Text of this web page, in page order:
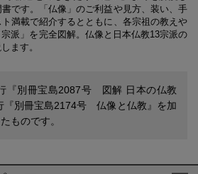
です。「仏像」のご利益や見方、装い、手
満載で紹介するとともに、各宗祖の教えや
派」を完全図解。仏像と日本仏教13宗派の
ます。
『別冊宝島2087号 図解 日本の仏教
『別冊宝島2174号 仏像と仏教』を加
ものです。